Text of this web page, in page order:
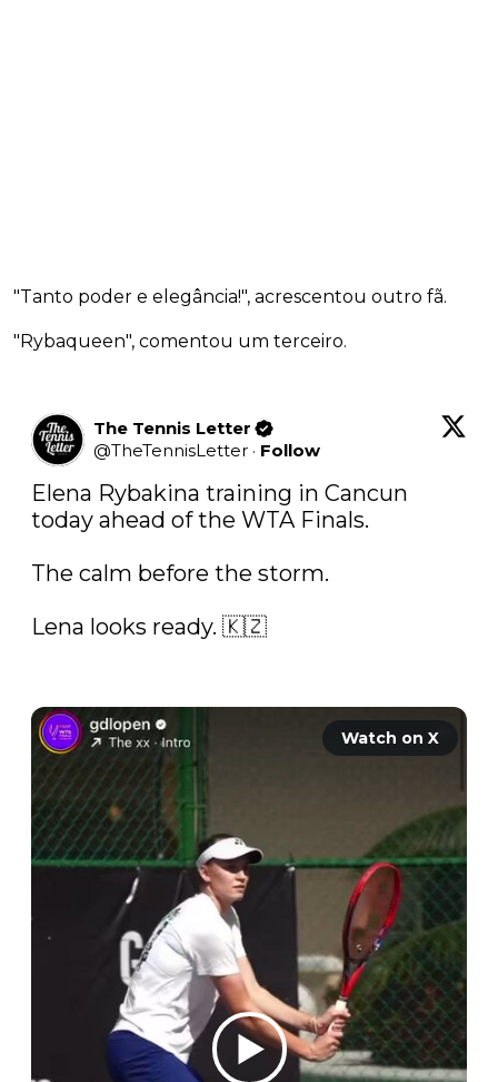
"Tanto poder e elegância!", acrescentou outro fã.
"Rybaqueen", comentou um terceiro.
The Tennis Letter
@TheTennisLetter · Follow
Elena Rybakina training in Cancun
today ahead of the WTA Finals.
The calm before the storm.
Lena looks ready. 🇰🇿
Watch on X